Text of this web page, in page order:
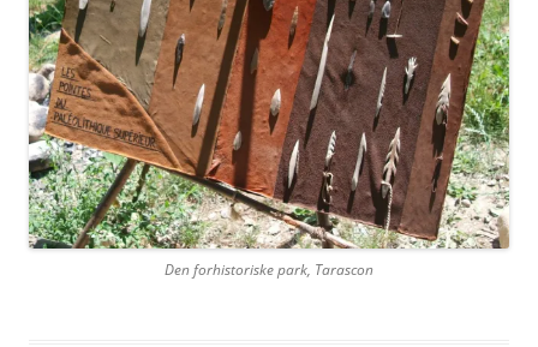
Den forhistoriske park, Tarascon